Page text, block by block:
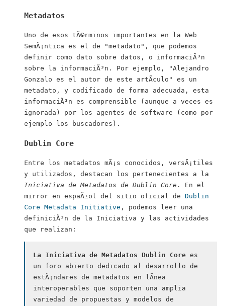
Metadatos
Uno de esos tÃ©rminos importantes en la Web
SemÃ¡ntica es el de "metadato", que podemos
definir como dato sobre datos, o informaciÃ³n
sobre la informaciÃ³n. Por ejemplo, "Alejandro
Gonzalo es el autor de este artÃ­culo" es un
metadato, y codificado de forma adecuada, esta
informaciÃ³n es comprensible (aunque a veces es
ignorada) por los agentes de software (como por
ejemplo los buscadores).
Dublin Core
Entre los metadatos mÃ¡s conocidos, versÃ¡tiles
y utilizados, destacan los pertenecientes a la
Iniciativa de Metadatos de Dublin Core . En el
mirror en espaÃ±ol del sitio oficial de Dublin
Core Metadata Initiative , podemos leer una
definiciÃ³n de la Iniciativa y las actividades
que realizan:
La Iniciativa de Metadatos Dublin Core es
un foro abierto dedicado al desarrollo de
estÃ¡ndares de metadatos en lÃ­nea
interoperables que soporten una amplia
variedad de propuestas y modelos de